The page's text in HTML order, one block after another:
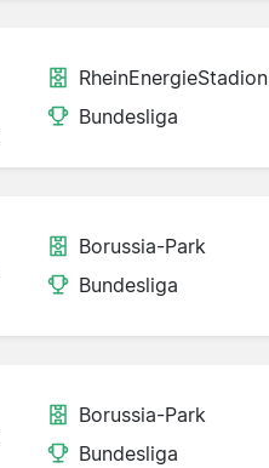
RheinEnergieStadion
Bundesliga
Borussia-Park
Bundesliga
Borussia-Park
Bundesliga